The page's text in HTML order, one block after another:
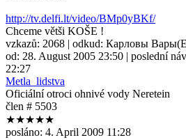
http://tv.delfi.lt/video/BMp0yBKf/
Chceme větši KOŠE !
vzkazů: 2068 | odkud: Карловы
od: 28. August 2005 23:50 | poslední
22:27
Metla_lidstva
Oficiální otroci ohnivé vody Neretein
člen # 5503
★★★★★
posláno: 4. April 2009 11:28